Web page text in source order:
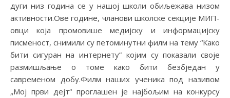
дуги низ година се у нашој школи обиљежава низом
активности.Ове године, чланови школске секције МИП-
овци која промовише медијску и информацијску
писменост, снимили су петоминутни филм на тему “Како
бити сигуран на интернету” којим су показали своје
размишљање о томе како бити безбједан у
савременом добу.Филм наших ученика под називом
„Мој први дејт“ проглашен је најбољим на конкурсу